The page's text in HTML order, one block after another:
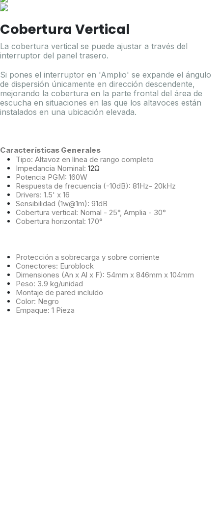
Cobertura Vertical
La cobertura vertical se puede ajustar a través del
interruptor del panel trasero.
Si pones el interruptor en 'Amplio' se expande el ángulo
de dispersión únicamente en dirección descendente,
mejorando la cobertura en la parte frontal del área de
escucha en situaciones en las que los altavoces están
instalados en una ubicación elevada.
Características Generales
Tipo: Altavoz en línea de rango completo
Impedancia Nominal: 12Ω
Potencia PGM: 160W
Respuesta de frecuencia (-10dB): 81Hz- 20kHz
Drivers: 1.5' x 16
Sensibilidad (1w@1m): 91dB
Cobertura vertical: Nomal - 25°, Amplia - 30°
Cobertura horizontal: 170°
Protección a sobrecarga y sobre corriente
Conectores: Euroblock
Dimensiones (An x Al x F): 54mm x 846mm x 104mm
Peso: 3.9 kg/unidad
Montaje de pared incluído
Color: Negro
Empaque: 1 Pieza